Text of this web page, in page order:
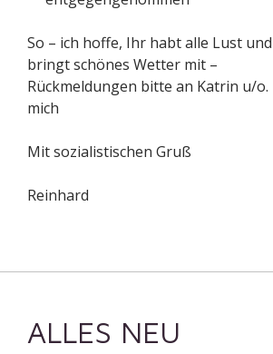
So – ich hoffe, Ihr habt alle Lust und
bringt schönes Wetter mit –
Rückmeldungen bitte an Katrin u/o.
mich
Mit sozialistischen Gruß
Reinhard
MACHT DER …